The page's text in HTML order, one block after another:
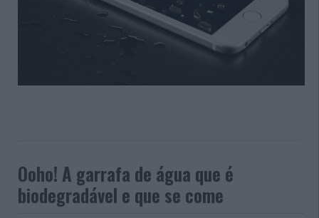
Ooho! A garrafa de água que é
biodegradável e que se come